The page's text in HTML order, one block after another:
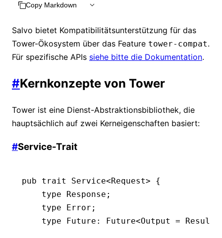
Copy Markdown
Salvo bietet Kompatibilitätsunterstützung für das
Tower-Ökosystem über das Feature tower-compat.
Für spezifische APIs siehe bitte die Dokumentation.
#Kernkonzepte von Tower
Tower ist eine Dienst-Abstraktionsbibliothek, die
hauptsächlich auf zwei Kerneigenschaften basiert:
#Service-Trait
pub trait Service<Request> {
    type
Response ;
    type
Error ;
    type
Future : Future<Output = Result